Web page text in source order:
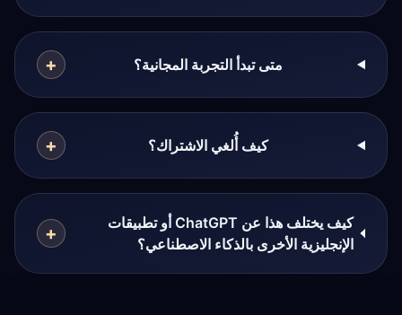
متى تبدأ التجربة المجانية؟ +
كيف أُلغي الاشتراك؟ +
كيف يختلف هذا عن ChatGPT أو تطبيقات
الإنجليزية الأخرى بالذكاء الاصطناعي؟
+